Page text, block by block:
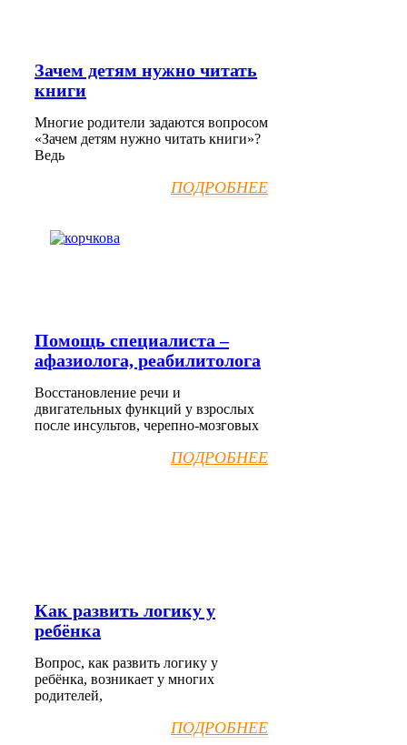
Зачем детям нужно читать
книги
Многие родители задаются вопросом
«Зачем детям нужно читать книги»?
Ведь
ПОДРОБНЕЕ
Помощь специалиста –
афазиолога, реабилитолога
Восстановление речи и
двигательных функций у взрослых
после инсультов, черепно-мозговых
ПОДРОБНЕЕ
Как развить логику у
ребёнка
Вопрос, как развить логику у
ребёнка, возникает у многих
родителей,
ПОДРОБНЕЕ